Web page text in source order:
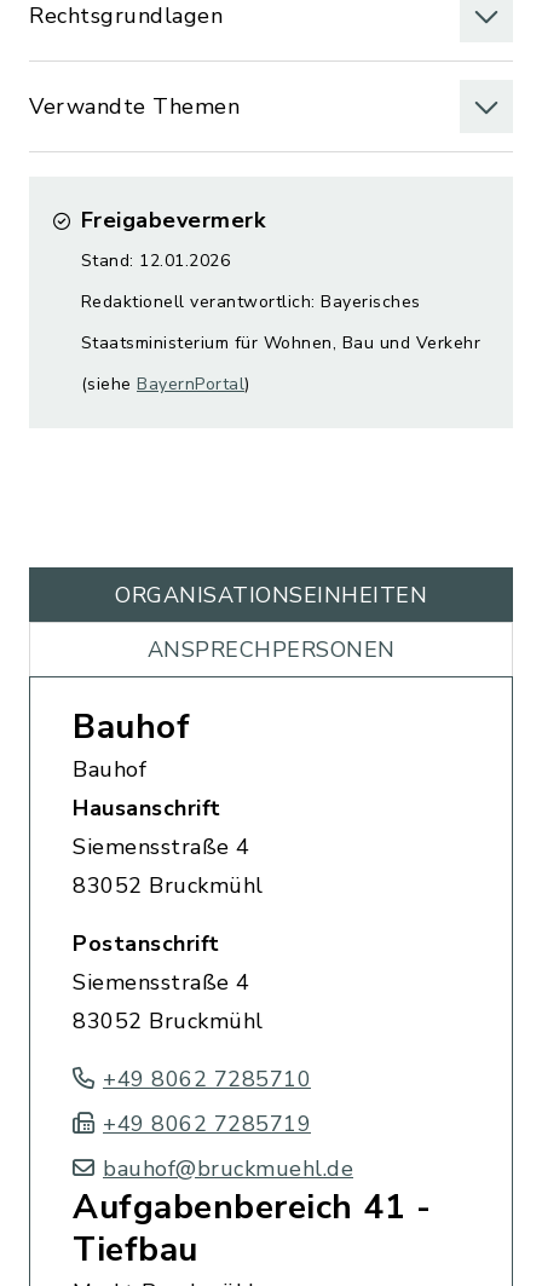
Rechtsgrundlagen
Verwandte Themen
Freigabevermerk
Stand: 12.01.2026
Redaktionell verantwortlich: Bayerisches
Staatsministerium für Wohnen, Bau und Verkehr
(siehe BayernPortal)
ORGANISATIONS­EINHEITEN
ANSPRECHPERSONEN
Bauhof
Bauhof
Hausanschrift
Siemensstraße 4
83052 Bruckmühl
Postanschrift
Siemensstraße 4
83052 Bruckmühl
+49 8062 7285710
+49 8062 7285719
bauhof@bruckmuehl.de
Aufgabenbereich 41 -
Tiefbau